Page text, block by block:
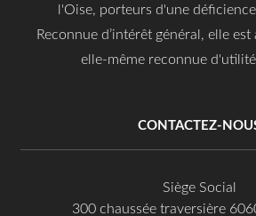
l'Oise, porteurs d'une
Reconnue d’intérêt général, elle
elle-même reconnue
CONTACTEZ-
Siège Social
300 chaussée traversière